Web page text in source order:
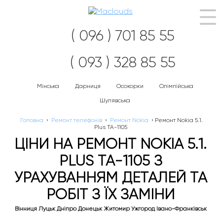
( 096 ) 701 85 55
( 093 ) 328 85 55
Мінська Дарниця Осокорки Олімпійська
Шулявська
Головна › Ремонт телефонів › Ремонт Nokia › Ремонт Nokia 5.1.
Plus TA-1105
ЦІНИ НА РЕМОНТ NOKIA 5.1.
PLUS TA-1105 З
УРАХУВАННЯМ ДЕТАЛЕЙ ТА
РОБІТ З ЇХ ЗАМІНИ
Вінниця Луцьк Дніпро Донецьк Житомир Ужгород Івано-Франківськ